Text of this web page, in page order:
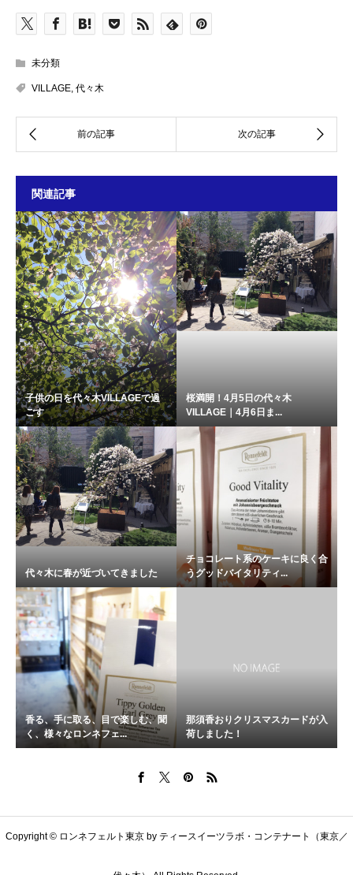
未分類
VILLAGE 代々木
関連記事
子供の日を代々木VILLAGEで過
ごす
桜満開！4月5日の代々木
VILLAGE｜4月6日ま...
代々木に春が近づいてきました
チョコレート系のケーキに良く合
うグッドバイタリティ...
香る、手に取る、目で楽しむ、聞
く、様々なロンネフェ...
那須香おりクリスマスカードが入
荷しました！
Copyright © ロンネフェルト東京 by ティースイーツラボ・コンテナート（東京／